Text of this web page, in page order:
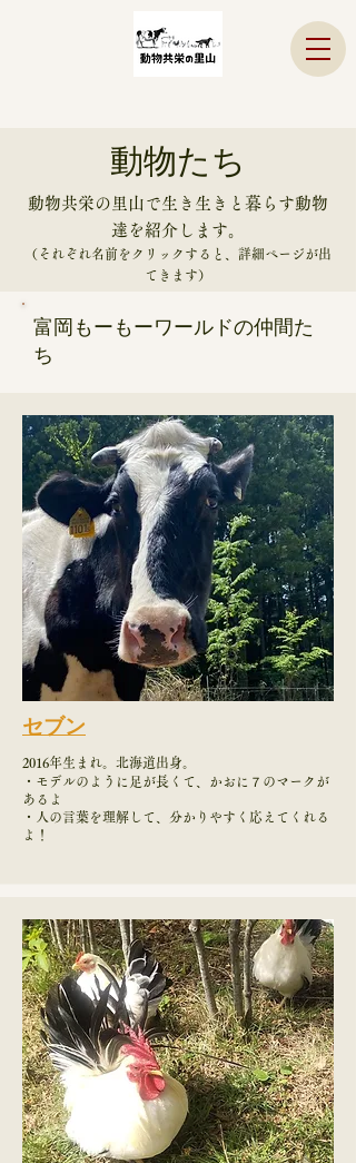
動物たち
動物共栄の里山で生き生きと暮らす動物
達を紹介します。
（それぞれ名前をクリックすると、詳細ページが出
てきます）
​富岡もーもーワールドの仲間た
ち
セブン
​2016年生まれ。北海道出身。
・モデルのように足が長くて、かおに７のマークが
あるよ
・人の言葉を理解して、分かりやすく応えてくれる
よ！